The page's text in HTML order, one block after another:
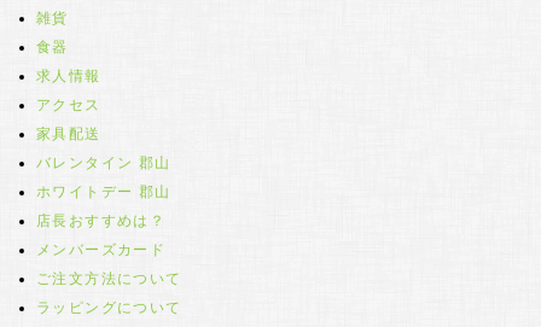
雑貨
食器
求人情報
アクセス
家具配送
バレンタイン 郡山
ホワイトデー 郡山
店長おすすめは？
メンバーズカード
ご注文方法について
ラッピングについて